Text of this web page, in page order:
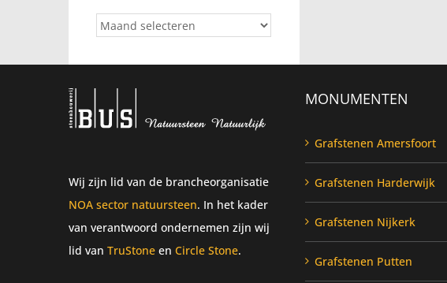
Archieven
Wij zijn lid van de brancheorganisatie
NOA sector natuursteen. In het kader
van verantwoord ondernemen zijn wij
lid van TruStone en Circle Stone.
MONUMENTEN
Grafstenen Amersfoort
Grafstenen Harderwijk
Grafstenen Nijkerk
Grafstenen Putten